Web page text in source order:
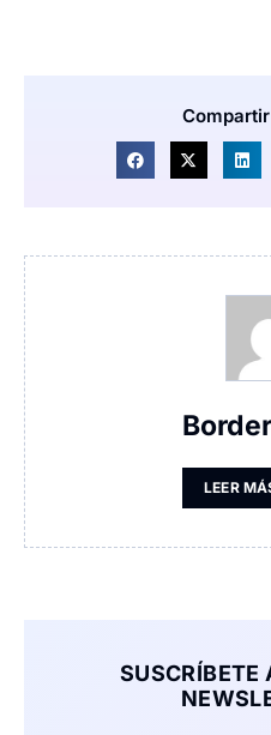
LEER
SUSCRÍBETE